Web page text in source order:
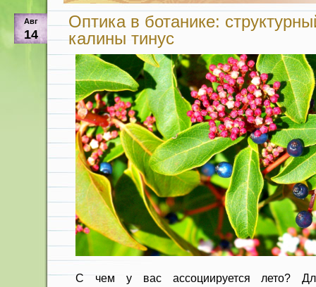
Авг
14
Оптика в ботанике:
калины тинус
С чем у вас ассоциируется лето?